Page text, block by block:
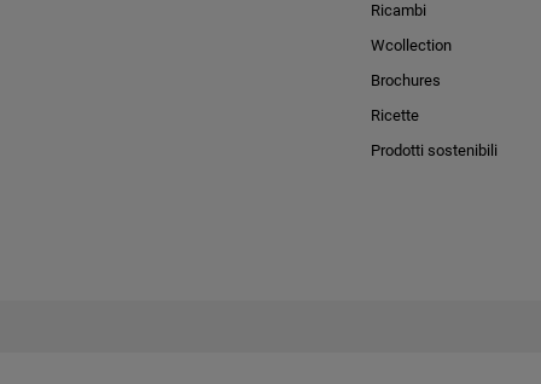
Ricambi
Wcollection
Brochures
Ricette
Prodotti sostenibili